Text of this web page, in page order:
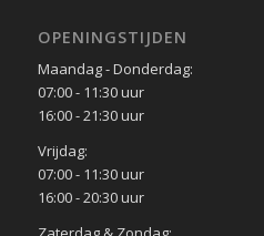
OPENINGSTIJDEN
Maandag - Donderdag:
07:00 - 11:30 uur
16:00 - 21:30 uur
Vrijdag:
07:00 - 11:30 uur
16:00 - 20:30 uur